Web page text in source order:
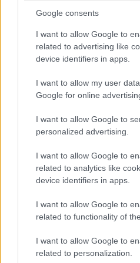
Google consents
I want to allow Google to
related to advertising like
device identifiers in apps.
I want to allow my user
Google for online
I want to allow Google to
personalized advertising.
I want to allow Google to
related to analytics like
device identifiers in apps.
I want to allow Google to
related to functionality of
I want to allow Google to
related to personalization.
Spotifya streaming-
sikertörténete, azoldal
félmilliárdot (a tavalyi év
456 millió felett járt a
Az okostelefonokon és
kezeléséhez nincs
Spotify ajánló
meglepetéseket okozhat a
felhasználók akár
felületet, ilyenkor
illetve bizonyos funkciók
tízdolláros Spotify